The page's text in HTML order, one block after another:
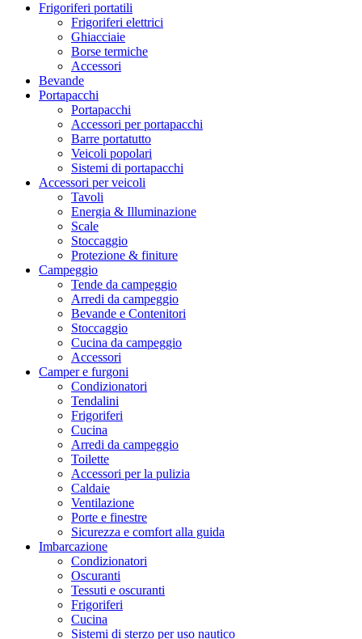
Frigoriferi portatili
Frigoriferi elettrici
Ghiacciaie
Borse termiche
Accessori
Bevande
Portapacchi
Portapacchi
Accessori per portapacchi
Barre portatutto
Veicoli popolari
Sistemi di portapacchi
Accessori per veicoli
Tavoli
Energia & Illuminazione
Scale
Stoccaggio
Protezione & finiture
Campeggio
Tende da campeggio
Arredi da campeggio
Bevande e Contenitori
Stoccaggio
Cucina da campeggio
Accessori
Camper e furgoni
Condizionatori
Tendalini
Frigoriferi
Cucina
Arredi da campeggio
Toilette
Accessori per la pulizia
Caldaie
Ventilazione
Porte e finestre
Sicurezza e comfort alla guida
Imbarcazione
Condizionatori
Oscuranti
Tessuti e oscuranti
Frigoriferi
Cucina
Sistemi di sterzo per uso nautico